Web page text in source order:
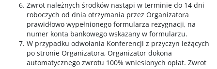
Zwrot należnych środków nastąpi w terminie do 14 dni
roboczych od dnia otrzymania przez Organizatora
prawidłowo wypełnionego formularza rezygnacji, na
numer konta bankowego wskazany w formularzu.
W przypadku odwołania Konferencji z przyczyn leżących
po stronie Organizatora, Organizator dokona
automatycznego zwrotu 100% wniesionych opłat. Zwrot